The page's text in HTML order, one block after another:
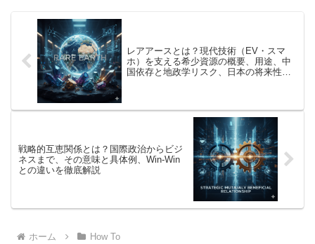
レアアースとは？現代技術（EV・スマ
ホ）を支える希少資源の概要、用途、中
国依存と地政学リスク、日本の将来性を
戦略的互恵関係とは？国際政治からビジ
ネスまで、その意味と具体例、Win-Win
との違いを徹底解説
ホーム How To